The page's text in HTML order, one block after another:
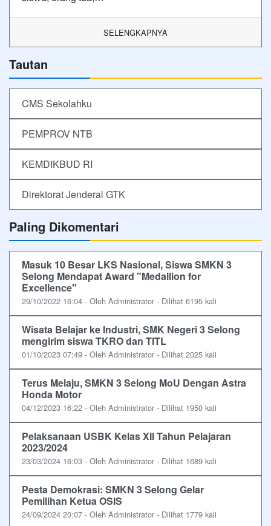
SELENGKAPNYA
Tautan
CMS Sekolahku
PEMPROV NTB
KEMDIKBUD RI
Direktorat Jenderal GTK
Paling Dikomentari
Masuk 10 Besar LKS Nasional, Siswa SMKN 3
Selong Mendapat Award "Medallion for
Excellence"
29/10/2022 16:04 - Oleh Administrator - Dilihat 6195 kali
Wisata Belajar ke Industri, SMK Negeri 3 Selong
mengirim siswa TKRO dan TITL
01/10/2023 07:49 - Oleh Administrator - Dilihat 2025 kali
Terus Melaju, SMKN 3 Selong MoU Dengan Astra
Honda Motor
04/12/2023 16:22 - Oleh Administrator - Dilihat 1950 kali
Pelaksanaan USBK Kelas XII Tahun Pelajaran
2023/2024
23/03/2024 16:03 - Oleh Administrator - Dilihat 1689 kali
Pesta Demokrasi: SMKN 3 Selong Gelar
Pemilihan Ketua OSIS
24/09/2024 20:07 - Oleh Administrator - Dilihat 1779 kali